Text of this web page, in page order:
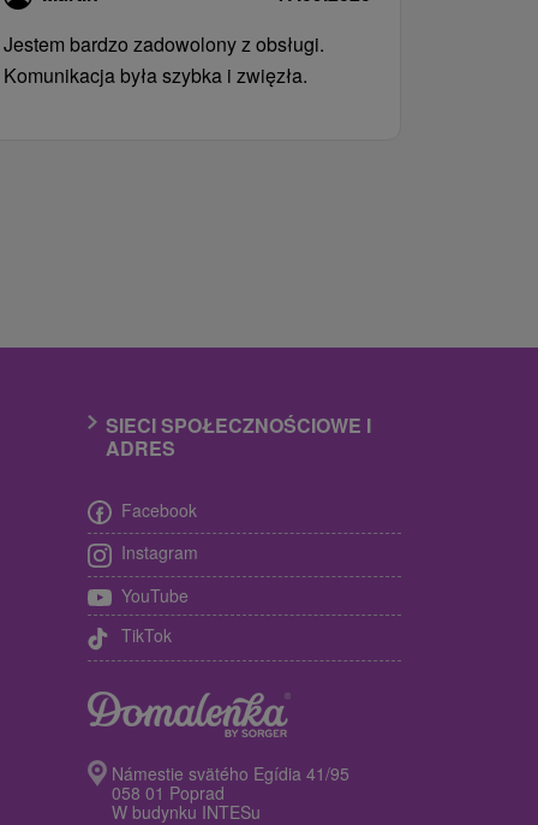
Jestem bardzo zadowolony z obsługi.
Komunikacja była szybka i zwięzła.
SIECI SPOŁECZNOŚCIOWE I
ADRES
Facebook
Instagram
YouTube
TikTok
Námestie svätého Egídia 41/95
058 01 Poprad
W budynku INTESu